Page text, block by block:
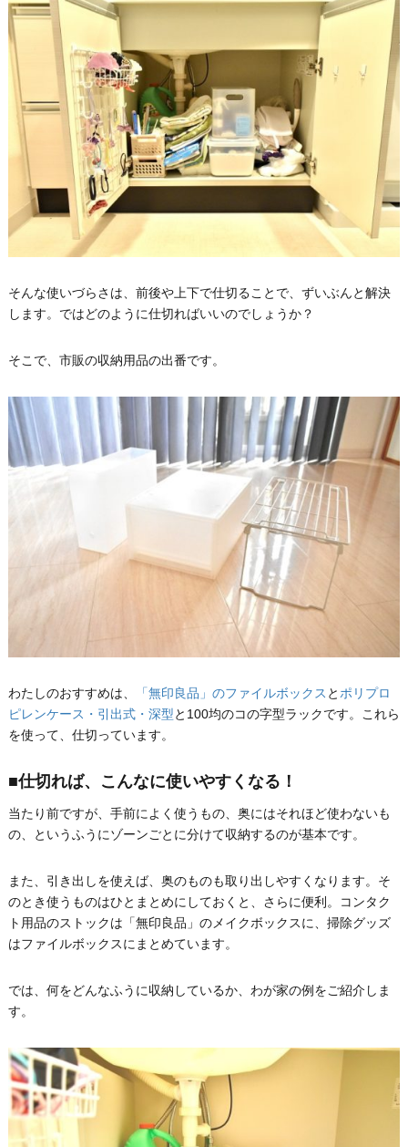
そんな使いづらさは、前後や上下で仕切ることで、ずいぶんと解決
します。ではどのように仕切ればいいのでしょうか？
そこで、市販の収納用品の出番です。
わたしのおすすめは、 「無印良品」のファイルボックス と ポリプロ
ピレンケース・引出式・深型と100均のコの字型ラックです。これら
を使って、仕切っています。
■仕切れば、こんなに使いやすくなる！
当たり前ですが、手前によく使うもの、奥にはそれほど使わないも
の、というふうにゾーンごとに分けて収納するのが基本です。
また、引き出しを使えば、奥のものも取り出しやすくなります。そ
のとき使うものはひとまとめにしておくと、さらに便利。コンタク
ト用品のストックは「無印良品」のメイクボックスに、掃除グッズ
はファイルボックスにまとめています。
では、何をどんなふうに収納しているか、わが家の例をご紹介しま
す。